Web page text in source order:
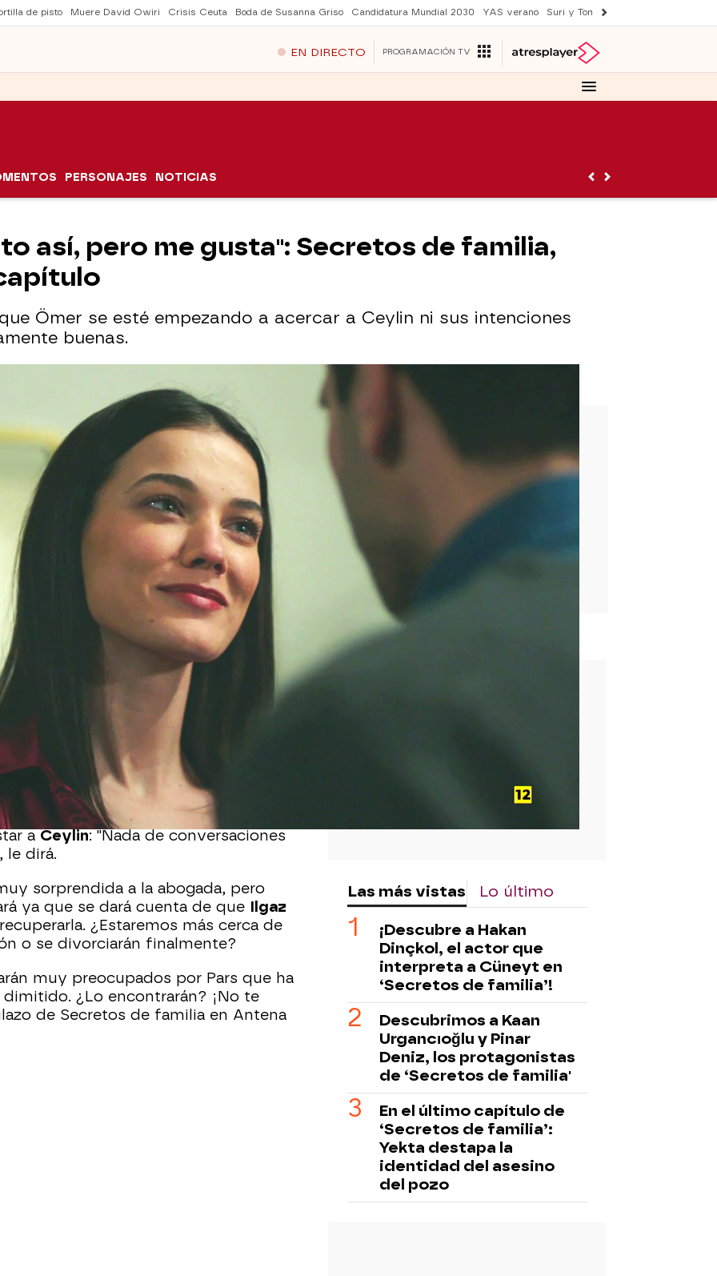
de pisto Muere David Owiri Crisis Ceuta Boda de Susanna Griso Candidatura Mundial 2030 YAS verano Suri y Tom Cruise
EN DIRECTO PROGRAMACIÓN TV
PERSONAJES NOTICIAS
así, pero me gusta": Secretos de familia,
Ömer se esté empezando a acercar a Ceylin ni sus intenciones
buenas.
el acuerdo de divorcio!: “Quiero a Ceylin más que a nada en el mundo”
Facebook
X Flipboard
Erguvan están empezando a
podría ser lo que parece porque
ser un truco por parte de ambos. Si
entre
Ömer
Ceylin
fiscal ya que el único objetivo que
a Ceylin: "Nada de conversaciones
le dirá.
sorprendida a la abogada, pero
ya que se dará cuenta de que Ilgaz
¿Estaremos más cerca de
o se divorciarán finalmente?
muy preocupados por Pars que ha
¿Lo encontrarán? ¡No te
de Secretos de familia en Antena
Las más vistas Lo último
¡Descubre a Hakan
Dinçkol, el actor que
interpreta a Cüneyt en
‘Secretos de familia’!
Descubrimos a Kaan
Urgancıoğlu y Pinar
Deniz, los protagonistas
de ‘Secretos de familia'
En el último capítulo de
‘Secretos de familia’:
Yekta destapa la
identidad del asesino
del pozo